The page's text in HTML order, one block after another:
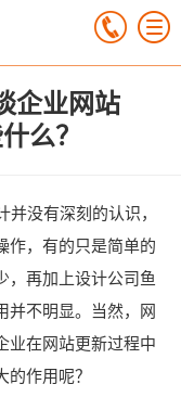
企业网站
么？
没有深刻的认识，
作，有的只是简单的
，再加上设计公司鱼
并不明显。当然，网
业在网站更新过程中
作用呢？